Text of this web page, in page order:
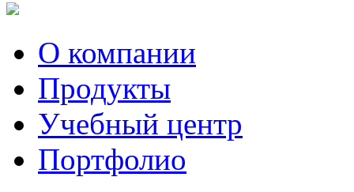
О компании
Продукты
Учебный центр
Портфолио